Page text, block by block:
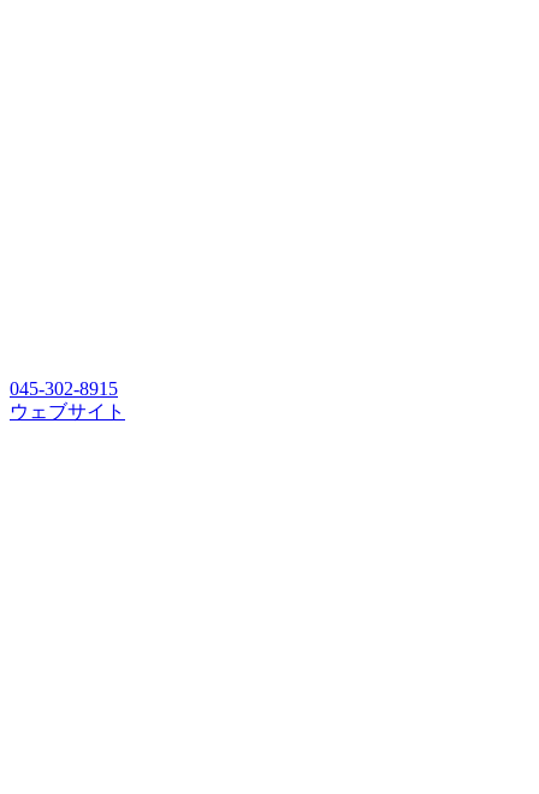
045-302-8915
ウェブサイト